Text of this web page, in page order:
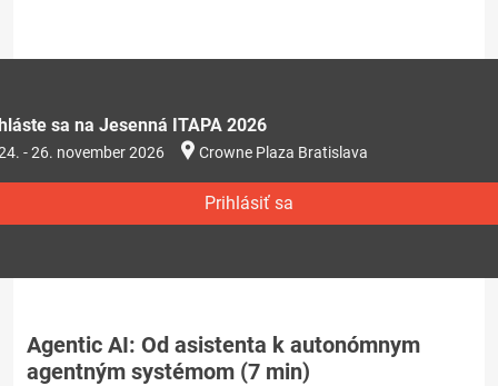
sa na Jesenná ITAPA 2026
- 26. november 2026 Crowne Plaza Bratislava
Prihlásiť sa
Agentic AI: Od asistenta k autonómnym
agentným systémom (7 min)